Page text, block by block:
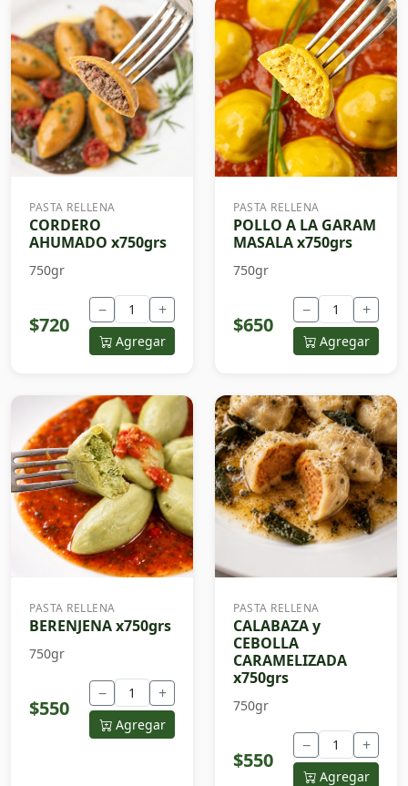
PASTA RELLENA
CORDERO
AHUMADO x750grs
750gr
$720
− +
Agregar
PASTA RELLENA
POLLO A LA GARAM
MASALA x750grs
750gr
$650
− +
Agregar
PASTA RELLENA
BERENJENA x750grs
750gr
$550
− +
Agregar
PASTA RELLENA
CALABAZA y
CEBOLLA
CARAMELIZADA
x750grs
750gr
$550
− +
Agregar